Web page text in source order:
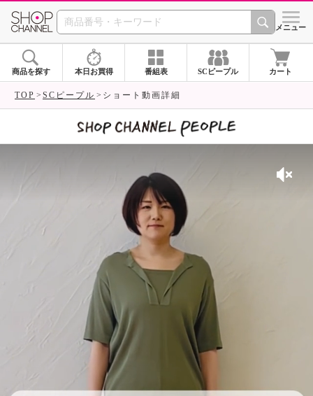
SHOP CHANNEL シメニュー
商品を探す 本日お買得 番組表 SCピープル カート
TOP SCピープル ショート動画詳細